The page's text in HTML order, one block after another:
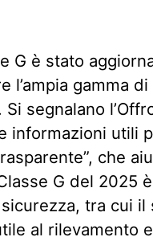
G è stato
l’ampia gamma
segnalano
informazioni utili
che
G del 2025
tra cui il
al rilevamento